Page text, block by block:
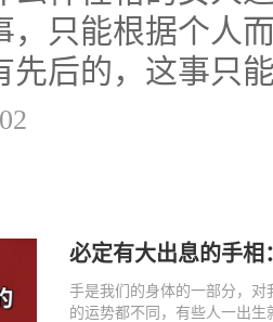
，只能根据个人
先后的，这事只
必定有大出息的手
手是我们的身体的一部分，
的运势都不同，有些人一出